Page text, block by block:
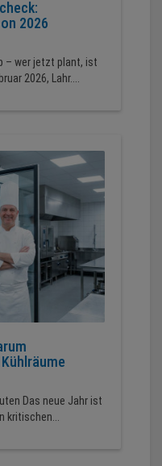
2026
– wer jetzt plant, ist
2026, Lahr....
Das neue Jahr ist